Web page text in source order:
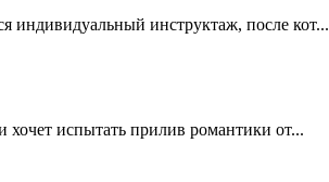
индивидуальный инструктаж, после кот...
испытать прилив романтики от...